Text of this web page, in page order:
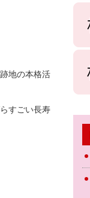
地の本格活
すごい長寿